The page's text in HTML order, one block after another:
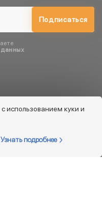
Подписаться
использованием куки и
Узнать подробнее